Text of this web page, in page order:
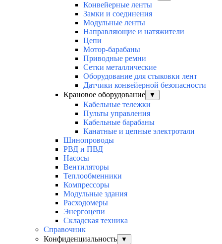
Конвейерные ленты
Замки и соединения
Модульные ленты
Направляющие и натяжители
Цепи
Мотор-барабаны
Приводные ремни
Сетки металлические
Оборудование для стыковки лент
Датчики конвейерной безопасности
Крановое оборудование
▼
Кабельные тележки
Пульты управления
Кабельные барабаны
Канатные и цепные электротали
Шинопроводы
РВД и ПВД
Насосы
Вентиляторы
Теплообменники
Компрессоры
Модульные здания
Расходомеры
Энергоцепи
Складская техника
Справочник
Конфиденциальность
▼